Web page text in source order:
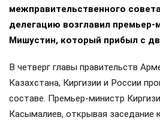
межправительственного
делегацию возглавил премьер-
Мишустин, который прибыл с
В четверг главы правительств
Казахстана, Киргизии и России
составе. Премьер-министр
Касымалиев, открывая заседание